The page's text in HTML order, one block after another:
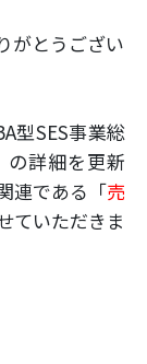
がとうござい
型SES事業総
の詳細を更新
連である「売
ていただきま